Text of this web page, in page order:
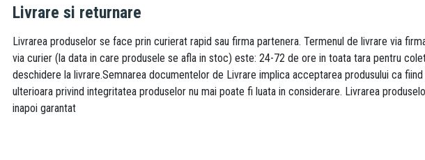
Livrare si returnare
Livrarea produselor se face prin curierat rapid sau firma partenera. Termenul de livrare via
via curier (la data in care produsele se afla in stoc) este: 24-72 de ore in toata tara pentru
deschidere la livrare.Semnarea documentelor de Livrare implica acceptarea produsului ca
ulterioara privind integritatea produselor nu mai poate fi luata in considerare. Livrarea
inapoi garantat